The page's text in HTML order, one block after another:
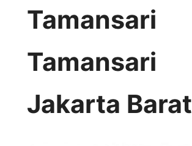
Tamansari
Tamansari
Jakarta Barat